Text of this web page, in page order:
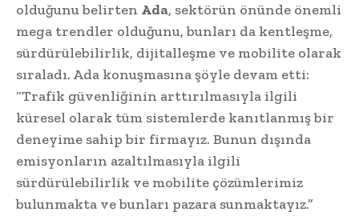
olduğunu belirten Ada, sektörün önünde önemli
mega trendler olduğunu, bunları da kentleşme,
sürdürülebilirlik, dijitalleşme ve mobilite olarak
sıraladı. Ada konuşmasına şöyle devam etti:
“Trafik güvenliğinin arttırılmasıyla ilgili
küresel olarak tüm sistemlerde kanıtlanmış bir
deneyime sahip bir firmayız. Bunun dışında
emisyonların azaltılmasıyla ilgili
sürdürülebilirlik ve mobilite çözümlerimiz
bulunmakta ve bunları pazara sunmaktayız.”